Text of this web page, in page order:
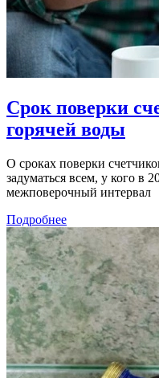
Срок поверки
горячей воды
О сроках поверки
задуматься всем, у кого в
межповерочный интервал
Подробнее